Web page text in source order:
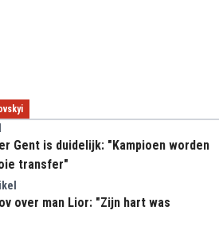
Gent is duidelijk: "Kampioen worden
transfer"
over man Lior: "Zijn hart was